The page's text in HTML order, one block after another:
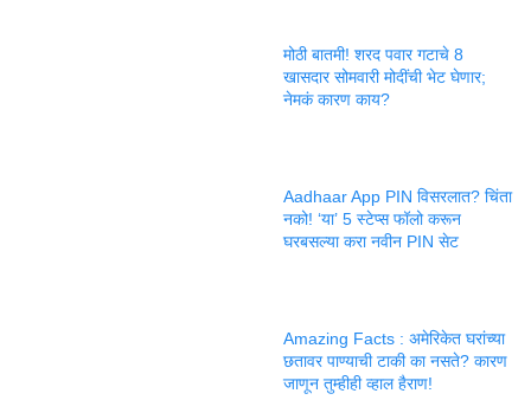
मोठी बातमी! शरद पवार गटाचे 8
खासदार सोमवारी मोदींची भेट घेणार;
नेमकं कारण काय?
Aadhaar App PIN विसरलात? चिंता
नको! ‘या’ 5 स्टेप्स फॉलो करून
घरबसल्या करा नवीन PIN सेट
Amazing Facts : अमेरिकेत घरांच्या
छतावर पाण्याची टाकी का नसते? कारण
जाणून तुम्हीही व्हाल हैराण!